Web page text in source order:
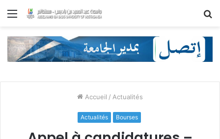
Menu
Accueil / Actualités
Actualités Bourses